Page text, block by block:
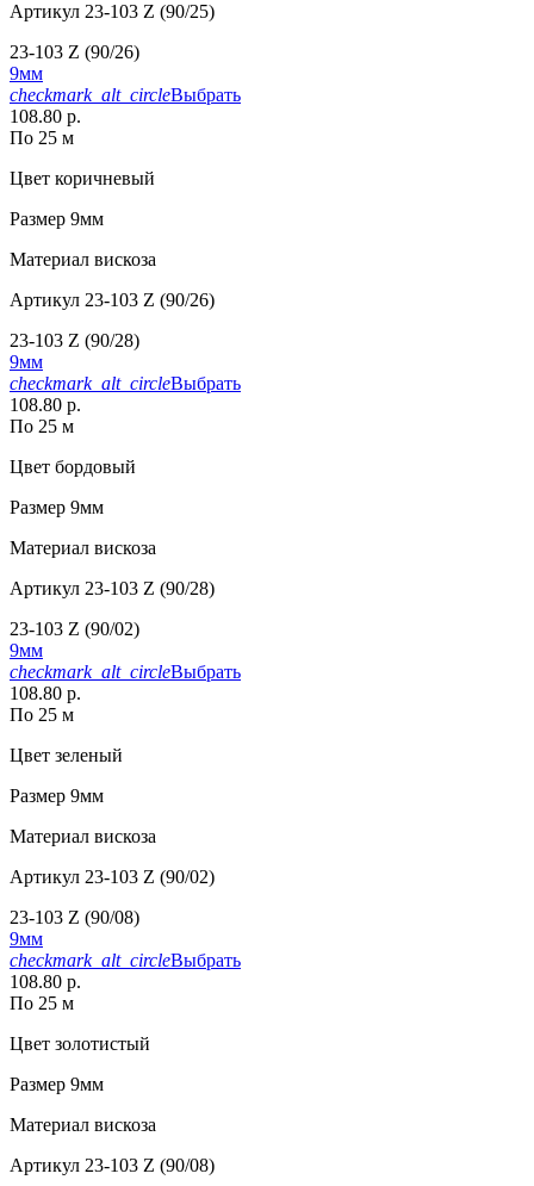
Артикул 23-103 Z (90/25)
23-103 Z (90/26)
9мм
checkmark_alt_circleВыбрать
108.80 р.
По 25 м
Цвет коричневый
Размер 9мм
Материал вискоза
Артикул 23-103 Z (90/26)
23-103 Z (90/28)
9мм
checkmark_alt_circleВыбрать
108.80 р.
По 25 м
Цвет бордовый
Размер 9мм
Материал вискоза
Артикул 23-103 Z (90/28)
23-103 Z (90/02)
9мм
checkmark_alt_circleВыбрать
108.80 р.
По 25 м
Цвет зеленый
Размер 9мм
Материал вискоза
Артикул 23-103 Z (90/02)
23-103 Z (90/08)
9мм
checkmark_alt_circleВыбрать
108.80 р.
По 25 м
Цвет золотистый
Размер 9мм
Материал вискоза
Артикул 23-103 Z (90/08)